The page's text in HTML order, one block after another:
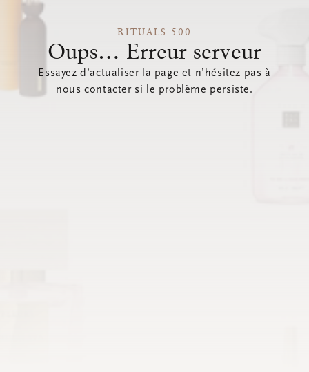
RITUALS 500
Oups… Erreur serveur
Essayez d’actualiser la page et n’hésitez pas à
nous contacter si le problème persiste.